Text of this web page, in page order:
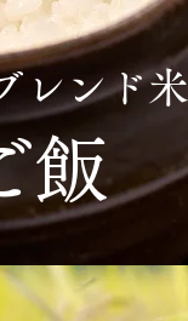
レンド米
飯